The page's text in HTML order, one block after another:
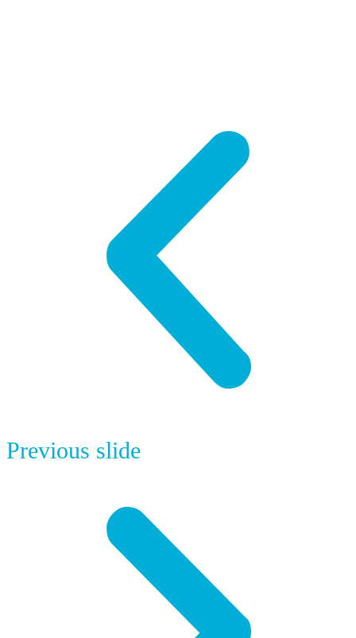
Previous slide